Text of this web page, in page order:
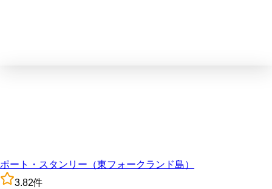
ポート・スタンリー（東フォークランド島）
3.82件